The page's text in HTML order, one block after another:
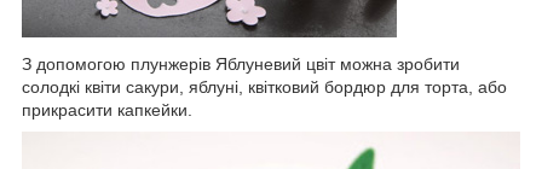
З допомогою плунжерів Яблуневий цвіт можна зробити
солодкі квіти сакури, яблуні, квітковий бордюр для торта, або
прикрасити капкейки.